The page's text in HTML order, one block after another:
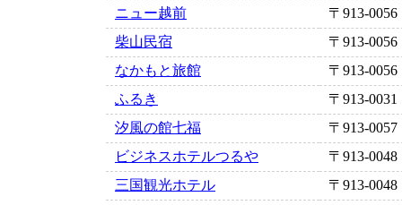
ニュー越前
〒913-0056
柴山民宿
〒913-0056
なかもと旅館
〒913-0056
ふるき
〒913-0031
汐風の館七福
〒913-0057
ビジネスホテルつるや
〒913-0048
三国観光ホテル
〒913-0048